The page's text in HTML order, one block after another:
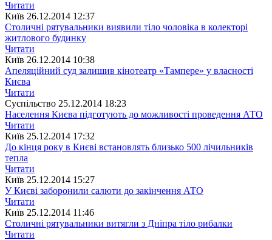
Читати
Київ 26.12.2014 12:37
Столичні рятувальники виявили тіло чоловіка в колекторі
житлового будинку
Читати
Київ 26.12.2014 10:38
Апеляційний суд залишив кінотеатр «Тампере» у власності
Києва
Читати
Суспiльство 25.12.2014 18:23
Населення Києва підготують до можливості проведення АТО
Читати
Київ 25.12.2014 17:32
До кінця року в Києві встановлять близько 500 лічильників
тепла
Читати
Київ 25.12.2014 15:27
У Києві заборонили салюти до закінчення АТО
Читати
Київ 25.12.2014 11:46
Столичні рятувальники витягли з Дніпра тіло рибалки
Читати